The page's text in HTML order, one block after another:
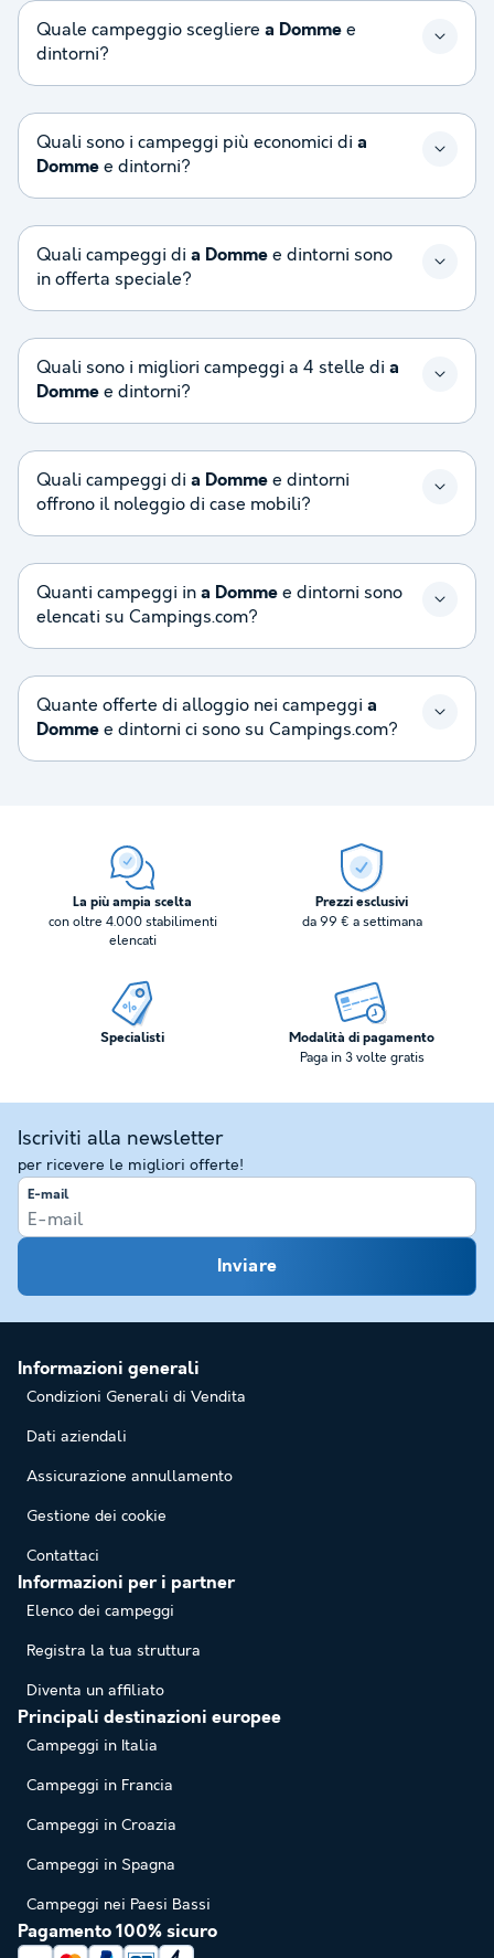
Quale campeggio scegliere a Domme e
dintorni?
Quali sono i campeggi più economici di a
Domme e dintorni?
Quali campeggi di a Domme e dintorni sono
in offerta speciale?
Quali sono i migliori campeggi a 4 stelle di a
Domme e dintorni?
Quali campeggi di a Domme e dintorni
offrono il noleggio di case mobili?
Quanti campeggi in a Domme e dintorni sono
elencati su Campings.com?
Quante offerte di alloggio nei campeggi a
Domme e dintorni ci sono su Campings.com?
La più ampia scelta
con oltre 4.000 stabilimenti
elencati
Prezzi esclusivi
da 99 € a settimana
Specialisti Modalità di pagamento
Paga in 3 volte gratis
Iscriviti alla newsletter
per ricevere le migliori offerte!
E-mail
Inviare
Informazioni generali
Condizioni Generali di Vendita
Dati aziendali
Assicurazione annullamento
Gestione dei cookie
Contattaci
Informazioni per i partner
Elenco dei campeggi
Registra la tua struttura
Diventa un affiliato
Principali destinazioni europee
Campeggi in Italia
Campeggi in Francia
Campeggi in Croazia
Campeggi in Spagna
Campeggi nei Paesi Bassi
Pagamento 100% sicuro